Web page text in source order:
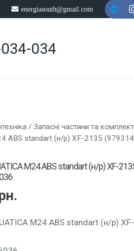
energiasouth@gmail.com
034
/ Запасні частини та
ABS standart (н/р) XF-2135
M24 ABS standart (н/р) XF-
M24 ABS standart (н/р)